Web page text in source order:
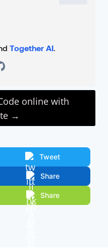
online with
→
Tweet
Share
Share